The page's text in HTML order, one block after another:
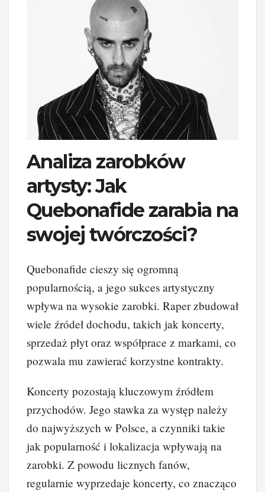
Analiza zarobków
artysty: Jak
Quebonafide zarabia na
swojej twórczości?
Quebonafide cieszy się ogromną
popularnością, a jego sukces artystyczny
wpływa na wysokie zarobki. Raper zbudował
wiele źródeł dochodu, takich jak koncerty,
sprzedaż płyt oraz współprace z markami, co
pozwala mu zawierać korzystne kontrakty.
Koncerty pozostają kluczowym źródłem
przychodów. Jego stawka za występ należy
do najwyższych w Polsce, a czynniki takie
jak popularność i lokalizacja wpływają na
zarobki. Z powodu licznych fanów,
regularnie wyprzedaje koncerty, co znacząco